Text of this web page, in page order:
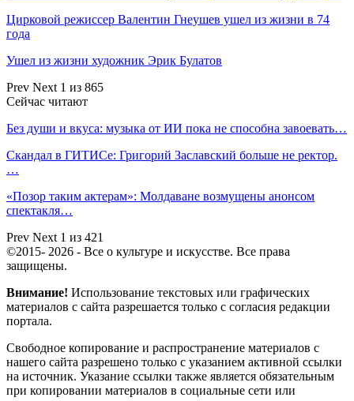
Цирковой режиссер Валентин Гнеушев ушел из жизни в 74
года
Ушел из жизни художник Эрик Булатов
Prev Next 1 из 865
Сейчас читают
Без души и вкуса: музыка от ИИ пока не способна завоевать…
Скандал в ГИТИСе: Григорий Заславский больше не ректор.
…
«Позор таким актерам»: Молдаване возмущены анонсом
спектакля…
Prev Next 1 из 421
©2015- 2026 - Все о культуре и искусстве. Все права
защищены.
Внимание! Использование текстовых или графических
материалов с сайта разрешается только c согласия редакции
портала.
Свободное копирование и распространение материалов с
нашего сайта разрешено только с указанием активной ссылки
на источник. Указание ссылки также является обязательным
при копировании материалов в социальные сети или